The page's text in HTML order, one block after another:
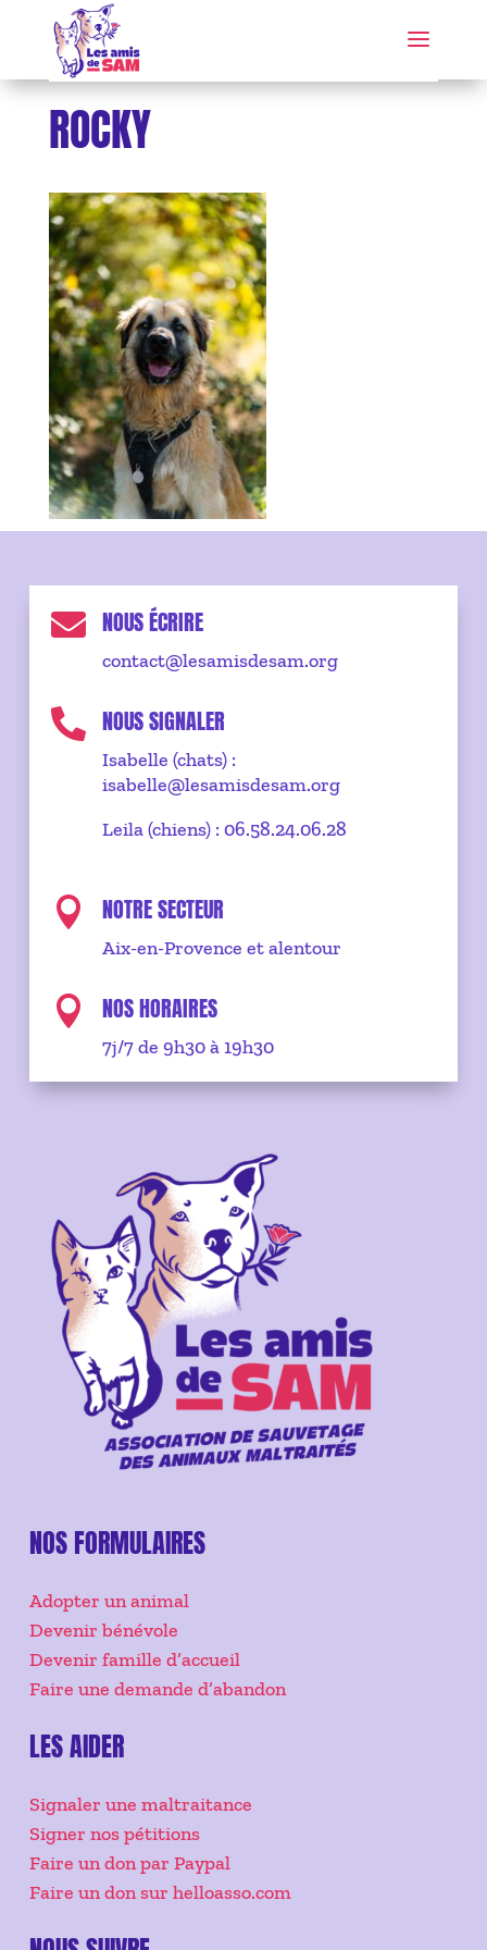
ROCKY
 NOUS ÉCRIRE
contact@lesamisdesam.org
 NOUS SIGNALER
Isabelle (chats) :
isabelle@lesamisdesam.org
Leila (chiens) : 06.58.24.06.28
 NOTRE SECTEUR
Aix-en-Provence et alentour
 NOS HORAIRES
7j/7 de 9h30 à 19h30
NOS FORMULAIRES
Adopter un animal
Devenir bénévole
Devenir famille d’accueil
Faire une demande d’abandon
LES AIDER
Signaler une maltraitance
Signer nos pétitions
Faire un don par Paypal
Faire un don sur helloasso.com